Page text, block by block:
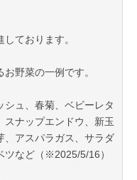
は、
＾＾
客様からも、
ております。
野菜の一例です。
シュ、春菊、ベビーレタ
スナップエンドウ、新玉
、アスパラガス、サラダ
ツなど（※2025/5/16）